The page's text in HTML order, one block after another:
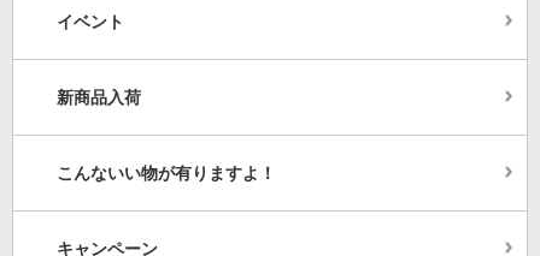
イベント
新商品入荷
こんないい物が有りますよ！
キャンペーン